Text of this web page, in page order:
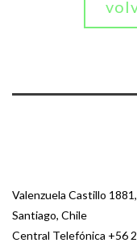
Valenzuela Castillo
Santiago, Chile
Central Telefónica +56